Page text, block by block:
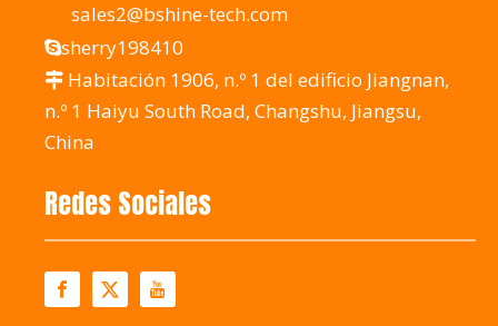
sales2@bshine-tech.com
sherry198410
 Habitación 1906, n.º 1 del edificio Jiangnan,
n.º 1 Haiyu South Road, Changshu, Jiangsu,
China
Redes Sociales